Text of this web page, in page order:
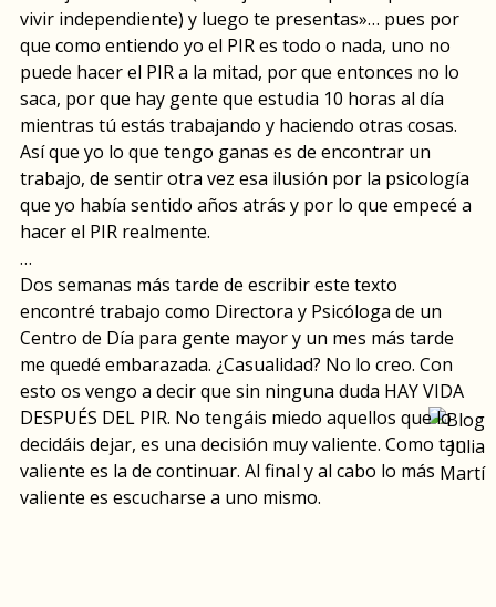
vivir independiente) y luego te presentas»… pues por
que como entiendo yo el PIR es todo o nada, uno no
puede hacer el PIR a la mitad, por que entonces no lo
saca, por que hay gente que estudia 10 horas al día
mientras tú estás trabajando y haciendo otras cosas.
Así que yo lo que tengo ganas es de encontrar un
trabajo, de sentir otra vez esa ilusión por la psicología
que yo había sentido años atrás y por lo que empecé a
hacer el PIR realmente.
…
Dos semanas más tarde de escribir este texto
encontré trabajo como Directora y Psicóloga de un
Centro de Día para gente mayor y un mes más tarde
me quedé embarazada. ¿Casualidad? No lo creo. Con
esto os vengo a decir que sin ninguna duda HAY VIDA
DESPUÉS DEL PIR. No tengáis miedo aquellos que lo
decidáis dejar, es una decisión muy valiente. Como tan
valiente es la de continuar. Al final y al cabo lo más
valiente es escucharse a uno mismo.